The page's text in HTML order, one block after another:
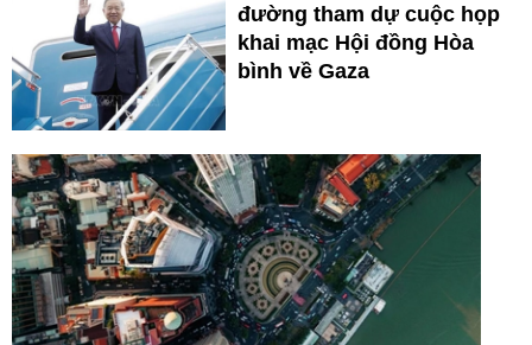
đường tham dự cuộc họp
khai mạc Hội đồng Hòa
bình về Gaza